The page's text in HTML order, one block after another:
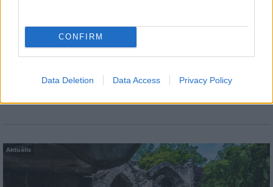
CONFIRM
Data Deletion Data Access Privacy Policy
Elkészült a Liszt Ferenc repülőtér
Aktuális